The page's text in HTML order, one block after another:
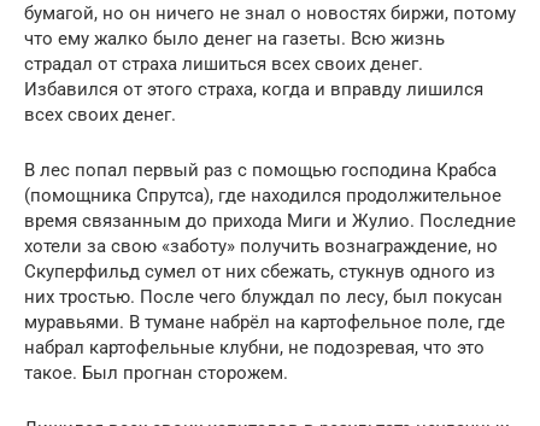
бумагой, но он ничего не знал о новостях биржи, потому
что ему жалко было денег на газеты. Всю жизнь
страдал от страха лишиться всех своих денег.
Избавился от этого страха, когда и вправду лишился
всех своих денег.
В лес попал первый раз с помощью господина Крабса
(помощника Спрутса), где находился продолжительное
время связанным до прихода Миги и Жулио. Последние
хотели за свою «заботу» получить вознаграждение, но
Скуперфильд сумел от них сбежать, стукнув одного из
них тростью. После чего блуждал по лесу, был покусан
муравьями. В тумане набрёл на картофельное поле, где
набрал картофельные клубни, не подозревая, что это
такое. Был прогнан сторожем.